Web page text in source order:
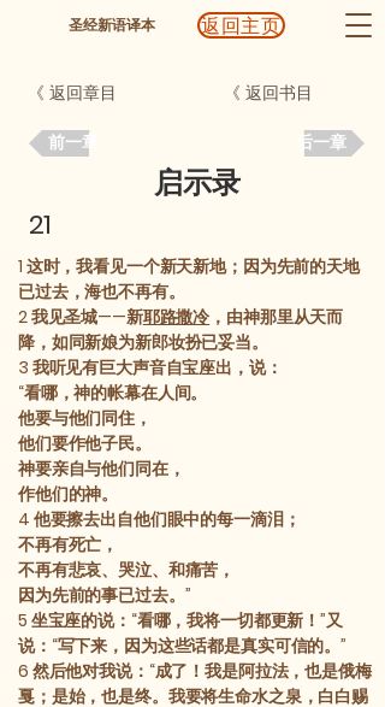
圣经新语译本 返回主页
《 返回章目
前一章
《 返回书目
后一章
启示录
21
1 这时，我看见一个新天新地；因为先前的天地
已过去，海也不再有。
2我见圣城——新耶路撒冷，由神那里从天而
降，如同新娘为新郎妆扮已妥当。
3 我听见有巨大声音自宝座出，说：
“看哪，神的帐幕在人间。
他要与他们同住，
他们要作他子民。
神要亲自与他们同在，
作他们的神。
4 他要擦去出自他们眼中的每一滴泪；
不再有死亡，
不再有悲哀、哭泣、和痛苦，
因为先前的事已过去。”
5 坐宝座的说：“看哪，我将一切都更新！”又
说：“写下来，因为这些话都是真实可信的。”
6 然后他对我说：“成了！我是阿拉法，也是俄梅
戛；是始，也是终。我要将生命水之泉，白白赐